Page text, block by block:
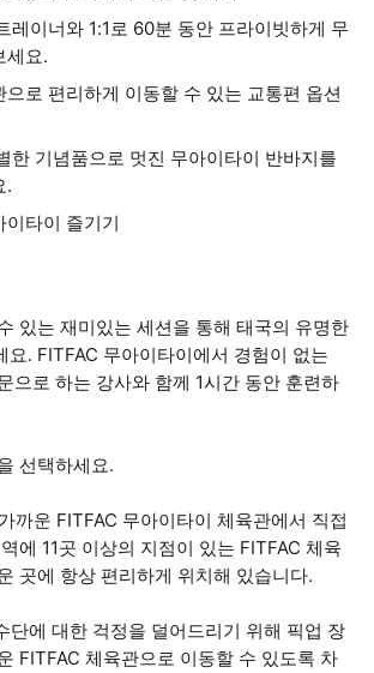
레이너와 1:1로 60분 동안 프라이빗하게 무
세요.
으로 편리하게 이동할 수 있는 교통편 옵션
한 기념품으로 멋진 무아이타이 반바지를
.
이타이 즐기기
있는 재미있는 세션을 통해 태국의 유명한
요. FITFAC 무아이타이에서 경험이 없는
으로 하는 강사와 함께 1시간 동안 훈련하
선택하세요.
까운 FITFAC 무아이타이 체육관에서 직접
에 11곳 이상의 지점이 있는 FITFAC 체육
곳에 항상 편리하게 위치해 있습니다.
단에 대한 걱정을 덜어드리기 위해 픽업 장
FITFAC 체육관으로 이동할 수 있도록 차